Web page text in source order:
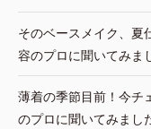
そのベースメイク、夏
容のプロに聞いてみま
薄着の季節目前！今チ
のプロに聞いてみまし